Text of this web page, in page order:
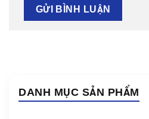
DANH MỤC SẢN PHẨM